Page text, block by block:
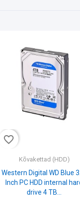
favorite_border
Kõvakettad (HDD)
Western Digital WD Blue
Inch PC HDD internal
drive 4 TB...